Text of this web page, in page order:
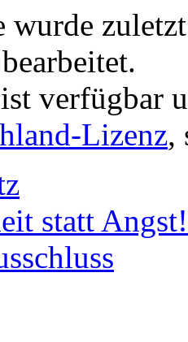
wurde
verfügbar
Lizenz,
statt Angst!